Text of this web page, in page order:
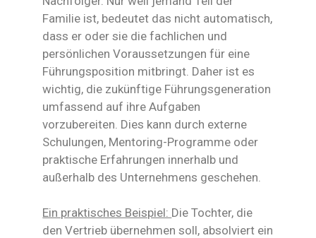
Familie ist, bedeutet das nicht automatisch,
dass er oder sie die fachlichen und
persönlichen Voraussetzungen für eine
Führungsposition mitbringt. Daher ist es
wichtig, die zukünftige Führungsgeneration
umfassend auf ihre Aufgaben
vorzubereiten. Dies kann durch externe
Schulungen, Mentoring-Programme oder
praktische Erfahrungen innerhalb und
außerhalb des Unternehmens geschehen.
Ein praktisches Beispiel: Die Tochter, die
den Vertrieb übernehmen soll, absolviert ein